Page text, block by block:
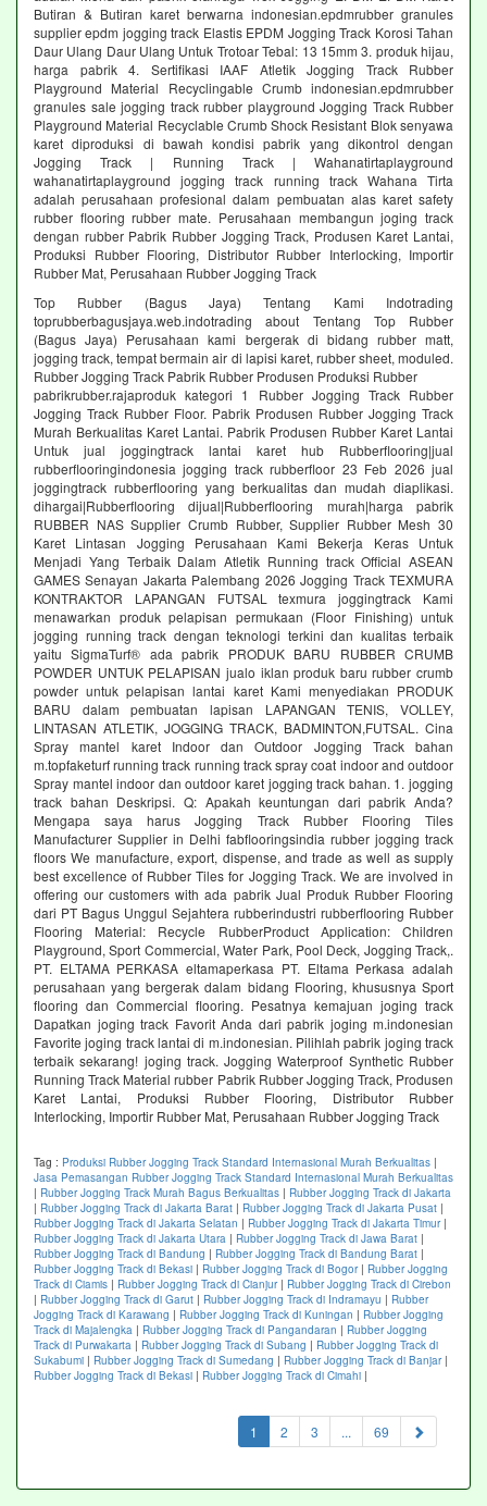
Butiran & Butiran karet berwarna indonesian.epdmrubber granules
supplier epdm jogging track Elastis EPDM Jogging Track Korosi Tahan
Daur Ulang Daur Ulang Untuk Trotoar Tebal: 13 15mm 3. produk hijau,
harga pabrik 4. Sertifikasi IAAF Atletik Jogging Track Rubber
Playground Material Recyclingable Crumb indonesian.epdmrubber
granules sale jogging track rubber playground Jogging Track Rubber
Playground Material Recyclable Crumb Shock Resistant Blok senyawa
karet diproduksi di bawah kondisi pabrik yang dikontrol dengan
Jogging Track | Running Track | Wahanatirtaplayground
wahanatirtaplayground jogging track running track Wahana Tirta
adalah perusahaan profesional dalam pembuatan alas karet safety
rubber flooring rubber mate. Perusahaan membangun joging track
dengan rubber Pabrik Rubber Jogging Track, Produsen Karet Lantai,
Produksi Rubber Flooring, Distributor Rubber Interlocking, Importir
Rubber Mat, Perusahaan Rubber Jogging Track
Top Rubber (Bagus Jaya) Tentang Kami Indotrading
toprubberbagusjaya.web.indotrading about Tentang Top Rubber
(Bagus Jaya) Perusahaan kami bergerak di bidang rubber matt,
jogging track, tempat bermain air di lapisi karet, rubber sheet, moduled.
Rubber Jogging Track Pabrik Rubber Produsen Produksi Rubber
pabrikrubber.rajaproduk kategori 1 Rubber Jogging Track Rubber
Jogging Track Rubber Floor. Pabrik Produsen Rubber Jogging Track
Murah Berkualitas Karet Lantai. Pabrik Produsen Rubber Karet Lantai
Untuk jual joggingtrack lantai karet hub Rubberflooring|jual
rubberflooringindonesia jogging track rubberfloor 23 Feb 2026 jual
joggingtrack rubberflooring yang berkualitas dan mudah diaplikasi.
dihargai|Rubberflooring dijual|Rubberflooring murah|harga pabrik
RUBBER NAS Supplier Crumb Rubber, Supplier Rubber Mesh 30
Karet Lintasan Jogging Perusahaan Kami Bekerja Keras Untuk
Menjadi Yang Terbaik Dalam Atletik Running track Official ASEAN
GAMES Senayan Jakarta Palembang 2026 Jogging Track TEXMURA
KONTRAKTOR LAPANGAN FUTSAL texmura joggingtrack Kami
menawarkan produk pelapisan permukaan (Floor Finishing) untuk
jogging running track dengan teknologi terkini dan kualitas terbaik
yaitu SigmaTurf® ada pabrik PRODUK BARU RUBBER CRUMB
POWDER UNTUK PELAPISAN jualo iklan produk baru rubber crumb
powder untuk pelapisan lantai karet Kami menyediakan PRODUK
BARU dalam pembuatan lapisan LAPANGAN TENIS, VOLLEY,
LINTASAN ATLETIK, JOGGING TRACK, BADMINTON,FUTSAL. Cina
Spray mantel karet Indoor dan Outdoor Jogging Track bahan
m.topfaketurf running track running track spray coat indoor and outdoor
Spray mantel indoor dan outdoor karet jogging track bahan. 1. jogging
track bahan Deskripsi. Q: Apakah keuntungan dari pabrik Anda?
Mengapa saya harus Jogging Track Rubber Flooring Tiles
Manufacturer Supplier in Delhi fabflooringsindia rubber jogging track
floors We manufacture, export, dispense, and trade as well as supply
best excellence of Rubber Tiles for Jogging Track. We are involved in
offering our customers with ada pabrik Jual Produk Rubber Flooring
dari PT Bagus Unggul Sejahtera rubberindustri rubberflooring Rubber
Flooring Material: Recycle RubberProduct Application: Children
Playground, Sport Commercial, Water Park, Pool Deck, Jogging Track,.
PT. ELTAMA PERKASA eltamaperkasa PT. Eltama Perkasa adalah
perusahaan yang bergerak dalam bidang Flooring, khususnya Sport
flooring dan Commercial flooring. Pesatnya kemajuan joging track
Dapatkan joging track Favorit Anda dari pabrik joging m.indonesian
Favorite joging track lantai di m.indonesian. Pilihlah pabrik joging track
terbaik sekarang! joging track. Jogging Waterproof Synthetic Rubber
Running Track Material rubber Pabrik Rubber Jogging Track, Produsen
Karet Lantai, Produksi Rubber Flooring, Distributor Rubber
Interlocking, Importir Rubber Mat, Perusahaan Rubber Jogging Track
Tag : Produksi Rubber Jogging Track Standard Internasional Murah Berkualitas |
Jasa Pemasangan Rubber Jogging Track Standard Internasional Murah Berkualitas
| Rubber Jogging Track Murah Bagus Berkualitas | Rubber Jogging Track di Jakarta
| Rubber Jogging Track di Jakarta Barat | Rubber Jogging Track di Jakarta Pusat |
Rubber Jogging Track di Jakarta Selatan | Rubber Jogging Track di Jakarta Timur|
Rubber Jogging Track di Jakarta Utara | Rubber Jogging Track di Jawa Barat |
Rubber Jogging Track di Bandung | Rubber Jogging Track di Bandung Barat |
Rubber Jogging Track di Bekasi | Rubber Jogging Track di Bogor| Rubber Jogging
Track di Ciamis | Rubber Jogging Track di Cianjur| Rubber Jogging Track di Cirebon
| Rubber Jogging Track di Garut | Rubber Jogging Track di Indramayu | Rubber
Jogging Track di Karawang | Rubber Jogging Track di Kuningan | Rubber Jogging
Track di Majalengka | Rubber Jogging Track di Pangandaran | Rubber Jogging
Track di Purwakarta | Rubber Jogging Track di Subang | Rubber Jogging Track di
Sukabumi | Rubber Jogging Track di Sumedang | Rubber Jogging Track di Banjar|
Rubber Jogging Track di Bekasi | Rubber Jogging Track di Cimahi |
1 (current)
2 3 ... 69